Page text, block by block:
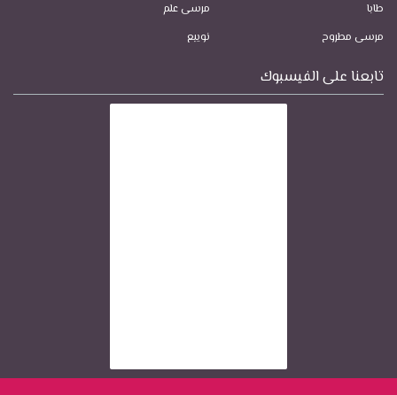
طابا
مرسى علم
مرسى مطروح
نويبع
تابعنا على الفيسبوك